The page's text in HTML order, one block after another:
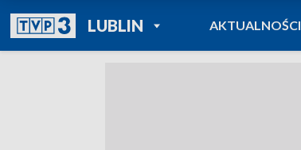
LUBLINPOWRÓT DO
TVP REGIONY
AKTUALNOŚCI